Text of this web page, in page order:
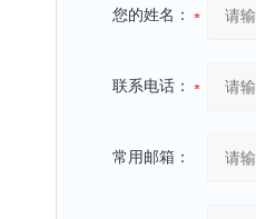
您的姓名：
联系电话：
常用邮箱：